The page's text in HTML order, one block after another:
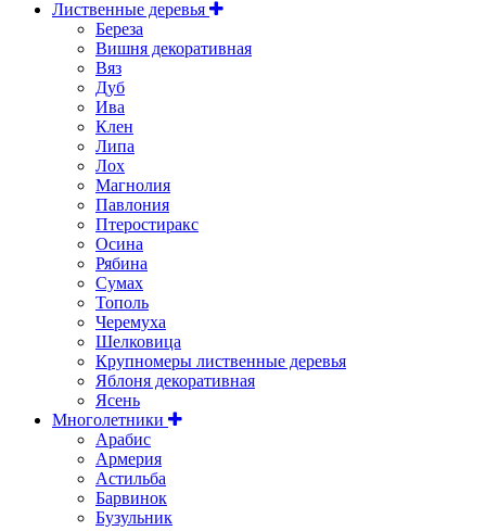
Лиственные деревья
Береза
Вишня декоративная
Вяз
Дуб
Ива
Клен
Липа
Лох
Магнолия
Павлония
Птеростиракс
Осина
Рябина
Сумах
Тополь
Черемуха
Шелковица
Крупномеры лиственные деревья
Яблоня декоративная
Ясень
Многолетники
Арабис
Армерия
Астильбa
Барвинок
Бузульник